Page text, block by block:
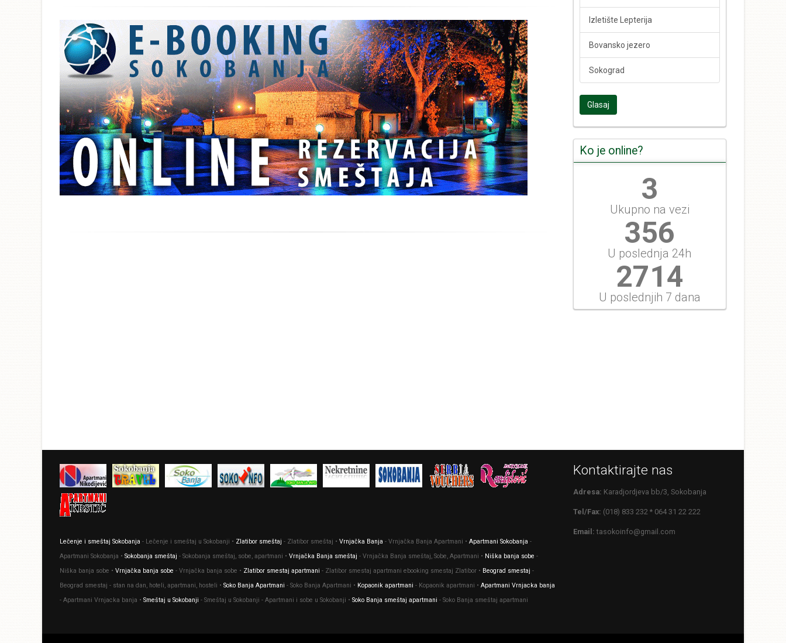
Izletište Lepterija
Bovansko jezero
Sokograd
Glasaj
Ko je online?
3
Ukupno na vezi
411
U poslednja 24h
3132
U poslednjih 7 dana
Lečenje i smeštaj Sokobanja - Lečenje i smeštaj u Sokobanji • Zlatibor smeštaj - Zlatibor smeštaj • Vrnjačka Banja - Vrnjačka Banja Apartmani • Apartmani Sokobanja -
Apartmani Sokobanja • Sokobanja smeštaj - Sokobanja smeštaj, sobe, apartmani • Vrnjačka Banja smeštaj - Vrnjačka Banja smeštaj, Sobe, Apartmani • Niška banja sobe -
Niška banja sobe • Vrnjačka banja sobe - Vrnjačka banja sobe • Zlatibor smestaj apartmani - Zlatibor smestaj apartmani ebooking smestaj Zlatibor • Beograd smestaj -
Beograd smestaj - stan na dan, hoteli, apartmani, hosteli • Soko Banja Apartmani - Soko Banja Apartmani • Kopaonik apartmani - Kopaonik apartmani • Apartmani Vrnjacka banja
- Apartmani Vrnjacka banja • Smeštaj u Sokobanji - Smeštaj u Sokobanji - Apartmani i sobe u Sokobanji • Soko Banja smeštaj apartmani - Soko Banja smeštaj apartmani
Kontaktirajte nas
Adresa: Karadjordjeva bb/3, Sokobanja
Tel/Fax: (018) 833 232 * 064 31 22 222
Email: tasokoinfo@gmail.com